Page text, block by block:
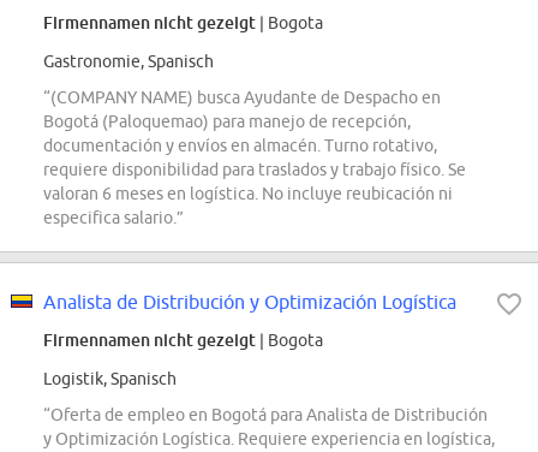
Firmennamen nicht gezeigt | Bogota
Gastronomie, Spanisch
“(COMPANY NAME) busca Ayudante de Despacho en
Bogotá (Paloquemao) para manejo de recepción,
documentación y envíos en almacén. Turno rotativo,
requiere disponibilidad para traslados y trabajo físico. Se
valoran 6 meses en logística. No incluye reubicación ni
especifica salario.”
Analista de Distribución y Optimización Logística
Firmennamen nicht gezeigt | Bogota
Logistik, Spanisch
“Oferta de empleo en Bogotá para Analista de Distribución
y Optimización Logística. Requiere experiencia en logística,